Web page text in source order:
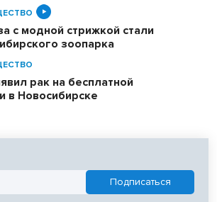
с модной стрижкой стали
зоопарка
рак на бесплатной
в Новосибирске